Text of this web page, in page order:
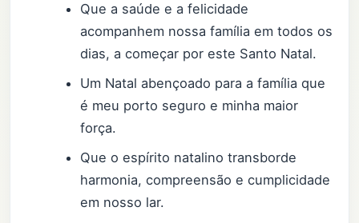
Que a saúde e a felicidade
acompanhem nossa família em todos os
dias, a começar por este Santo Natal.
Um Natal abençoado para a família que
é meu porto seguro e minha maior
força.
Que o espírito natalino transborde
harmonia, compreensão e cumplicidade
em nosso lar.